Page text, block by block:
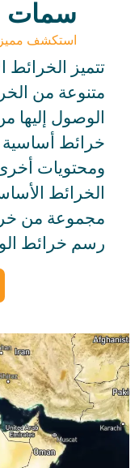
سمات
استكشف
تتميز
متنوعة من
الوصول إليها
ومحتويات
الخرائط
مجموعة من
رسم خرائط